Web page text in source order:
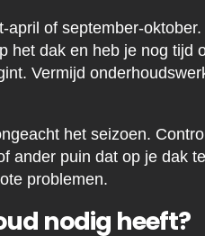
april of september-
het dak en heb je nog tijd
Vermijd
het seizoen.
ander puin dat op je dak
problemen.
nodig heeft?